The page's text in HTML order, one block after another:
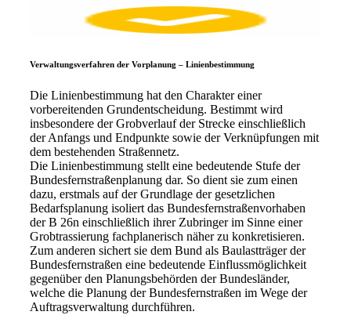
Verwaltungsverfahren der Vorplanung – Linienbestimmung
Die Linienbestimmung hat den Charakter einer
vorbereitenden Grundentscheidung. Bestimmt wird
insbesondere der Grobverlauf der Strecke einschließlich
der Anfangs und Endpunkte sowie der Verknüpfungen mit
dem bestehenden Straßennetz.
Die Linienbestimmung stellt eine bedeutende Stufe der
Bundesfernstraßenplanung dar. So dient sie zum einen
dazu, erstmals auf der Grundlage der gesetzlichen
Bedarfsplanung isoliert das Bundesfernstraßenvorhaben
der B 26n einschließlich ihrer Zubringer im Sinne einer
Grobtrassierung fachplanerisch näher zu konkretisieren.
Zum anderen sichert sie dem Bund als Baulastträger der
Bundesfernstraßen eine bedeutende Einflussmöglichkeit
gegenüber den Planungsbehörden der Bundesländer,
welche die Planung der Bundesfernstraßen im Wege der
Auftragsverwaltung durchführen.